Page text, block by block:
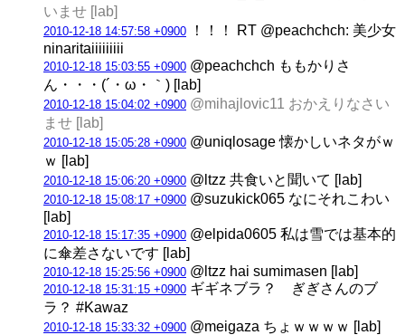
いませ [lab]
2010-12-18 14:57:58 +0900 ！！！ RT @peachchch: 美少女
ninaritaiiiiiiiii
2010-12-18 15:03:55 +0900 @peachchch ももかりさ
ん・・・(´・ω・｀) [lab]
2010-12-18 15:04:02 +0900 @mihajlovic11 おかえりなさい
ませ [lab]
2010-12-18 15:05:28 +0900 @uniqlosage 懐かしいネタがｗ
ｗ [lab]
2010-12-18 15:06:20 +0900 @ltzz 共食いと聞いて [lab]
2010-12-18 15:08:17 +0900 @suzukick065 なにそれこわい
[lab]
2010-12-18 15:17:35 +0900 @elpida0605 私は雪では基本的
に傘差さないです [lab]
2010-12-18 15:25:56 +0900 @ltzz hai sumimasen [lab]
2010-12-18 15:31:15 +0900 ギギネブラ？ ぎぎさんのブ
ラ？ #Kawaz
2010-12-18 15:33:32 +0900 @meigaza ちょｗｗｗｗ [lab]